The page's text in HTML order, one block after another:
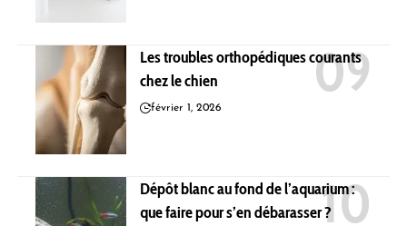
Les troubles orthopédiques courants
chez le chien
février 1, 2026
Dépôt blanc au fond de l’aquarium :
que faire pour s’en débarasser ?